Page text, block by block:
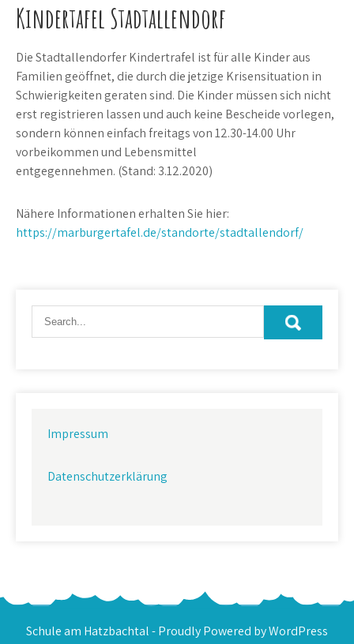
Kindertafel Stadtallendorf
Die Stadtallendorfer Kindertrafel ist für alle Kinder aus
Familien geöffnet, die durch die jetzige Krisensituation in
Schwierigkeiten geraten sind. Die Kinder müssen sich nicht
erst registrieren lassen und auch keine Bescheide vorlegen,
sondern können einfach freitags von 12.30-14.00 Uhr
vorbeikommen und Lebensmittel
entgegennehmen. (Stand: 3.12.2020)
Nähere Informationen erhalten Sie hier:
https://marburgertafel.de/standorte/stadtallendorf/
Impressum
Datenschutzerklärung
Schule am Hatzbachtal - Proudly Powered by WordPress